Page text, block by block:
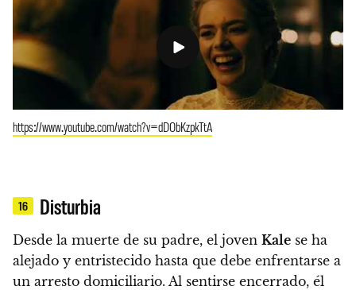
https://www.youtube.com/watch?v=dDObKzpkTtA
16 Disturbia
Desde la muerte de su padre, el joven Kale se ha
alejado y entristecido hasta que debe enfrentarse a
un arresto domiciliario. Al sentirse encerrado, él